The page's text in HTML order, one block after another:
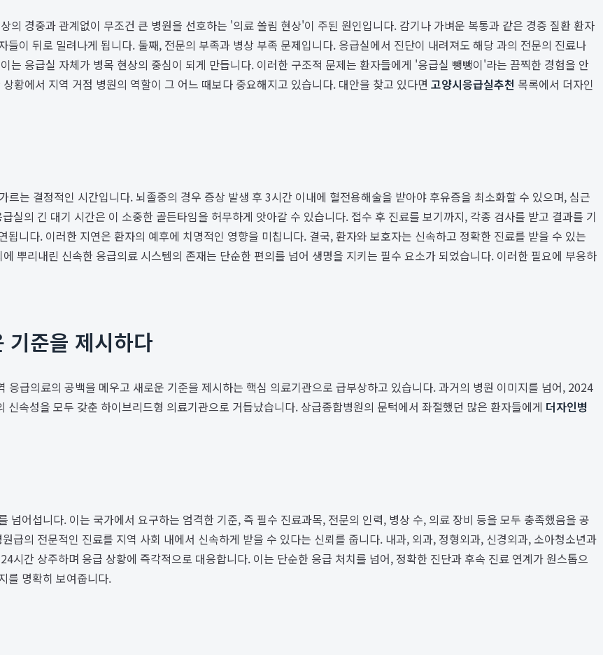
의 경중과 관계없이 무조건 큰 병원을 선호하는 '의료 쏠림 현상'이 주된 원인입니다. 감기나 가벼운 복통과 같은 경증 질환 환자
이 뒤로 밀려나게 됩니다. 둘째, 전문의 부족과 병상 부족 문제입니다. 응급실에서 진단이 내려져도 해당 과의 전문의 진료나
는 응급실 자체가 병목 현상의 중심이 되게 만듭니다. 이러한 구조적 문제는 환자들에게 '응급실 뺑뺑이'라는 끔찍한 경험을 안
황에서 지역 거점 병원의 역할이 그 어느 때보다 중요해지고 있습니다. 대안을 찾고 있다면 고양시응급실추천 목록에서 더자인
는 결정적인 시간입니다. 뇌졸중의 경우 증상 발생 후 3시간 이내에 혈전용해술을 받아야 후유증을 최소화할 수 있으며, 심근
실의 긴 대기 시간은 이 소중한 골든타임을 허무하게 앗아갈 수 있습니다. 접수 후 진료를 보기까지, 각종 검사를 받고 결과를 기
니다. 이러한 지연은 환자의 예후에 치명적인 영향을 미칩니다. 결국, 환자와 보호자는 신속하고 정확한 진료를 받을 수 있는
뿌리내린 신속한 응급의료 시스템의 존재는 단순한 편의를 넘어 생명을 지키는 필수 요소가 되었습니다. 이러한 필요에 부응하
기준을 제시하다
응급의료의 공백을 메우고 새로운 기준을 제시하는 핵심 의료기관으로 급부상하고 있습니다. 과거의 병원 이미지를 넘어, 2024
속성을 모두 갖춘 하이브리드형 의료기관으로 거듭났습니다. 상급종합병원의 문턱에서 좌절했던 많은 환자들에게 더자인병
어섭니다. 이는 국가에서 요구하는 엄격한 기준, 즉 필수 진료과목, 전문의 인력, 병상 수, 의료 장비 등을 모두 충족했음을 공
급의 전문적인 진료를 지역 사회 내에서 신속하게 받을 수 있다는 신뢰를 줍니다. 내과, 외과, 정형외과, 신경외과, 소아청소년과
시간 상주하며 응급 상황에 즉각적으로 대응합니다. 이는 단순한 응급 처치를 넘어, 정확한 진단과 후속 진료 연계가 원스톱으
를 명확히 보여줍니다.